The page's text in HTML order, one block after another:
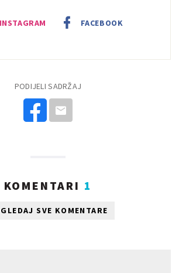
INSTAGRAM FACEBOOK
PODIJELI SADRŽAJ
KOMENTARI 1
SVE KOMENTARE